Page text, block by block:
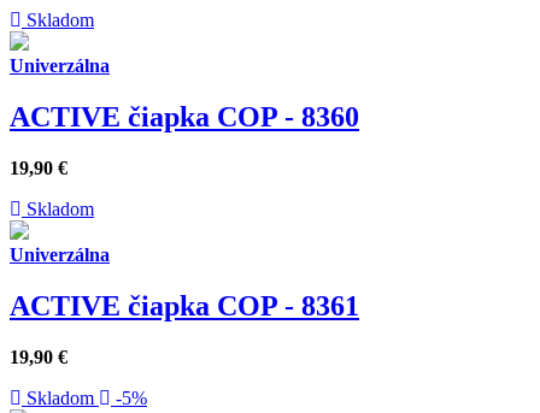
Skladom
Univerzálna
ACTIVE čiapka COP - 8360
19,90 €
Skladom
Univerzálna
ACTIVE čiapka COP - 8361
19,90 €
Skladom
-5%